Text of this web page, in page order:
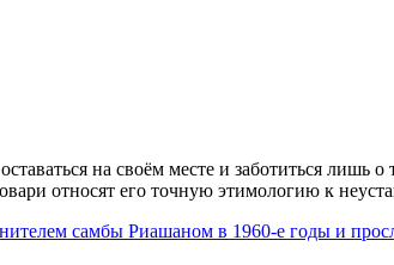
на своём месте и заботиться лишь
относят его точную этимологию к
самбы Риашаном в 1960-е годы и